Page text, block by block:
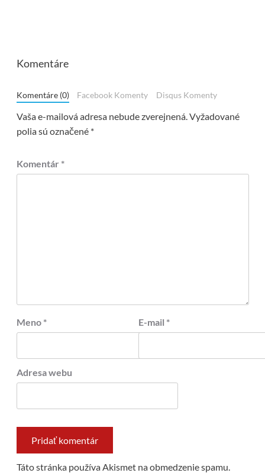
Komentáre
Komentáre (0) Facebook Komenty Disqus Komenty
Vaša e-mailová adresa nebude zverejnená.Vyžadované
polia sú označené *
Komentár *
Meno * E-mail *
Adresa webu
Táto stránka používa Akismet na obmedzenie spamu.